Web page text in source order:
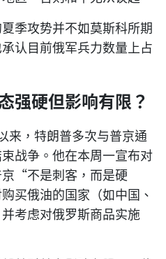
季攻势并不如莫斯科所期
认目前俄军兵力数量上占
强硬但影响有限？
来，特朗普多次与普京通
战争。他在本周一宣布对
“不是刺客，而是硬
买俄油的国家（如中国、
考虑对俄罗斯商品实施